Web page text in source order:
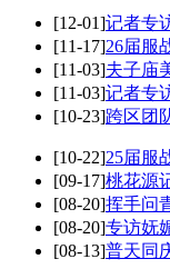
[12-01]记者专
[11-17]26届服
[11-03]夫子庙
[11-03]记者专
[10-23]跨区团
[10-22]25届服
[09-17]桃花源
[08-20]挥手问
[08-20]专访妩
[08-13]普天同